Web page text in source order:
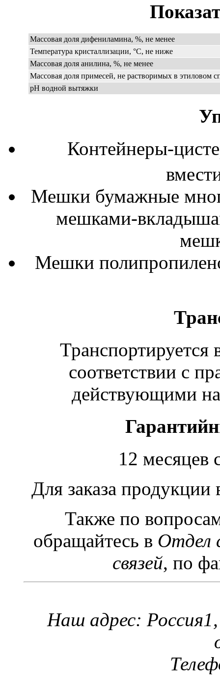
Массовая доля дифениламина, %, не менее
Температура кристаллизации, °C, не ниже
Массовая доля анилина, %, не менее
Массовая доля примесей, не растворимых в этиловом
pH водной вытяжки
Контейнеры-
Мешки бумажные
мешками-
Мешки
Транспортируется
соответствии с
действующими
12 месяцев
Для заказа продукции
Также по
обращайтесь в Отдел
связей, по
Наш адрес: Россия1,